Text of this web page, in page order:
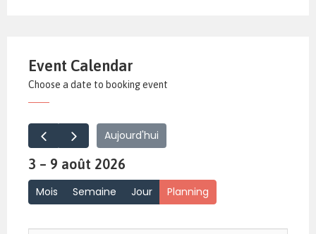
Event Calendar
Choose a date to booking event
Aujourd'hui
3 – 9 août 2026
Mois Semaine Jour Planning